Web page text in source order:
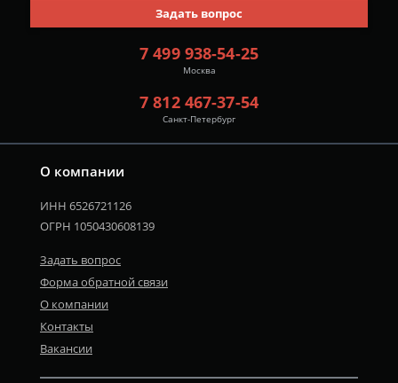
О компании
ИНН 6526721126
ОГРН 1050430608139
Задать вопрос
Форма обратной связи
О компании
Контакты
Вакансии
7 499 938-54-25
Москва
7 812 467-37-54
Санкт-Петербург
Задать вопрос